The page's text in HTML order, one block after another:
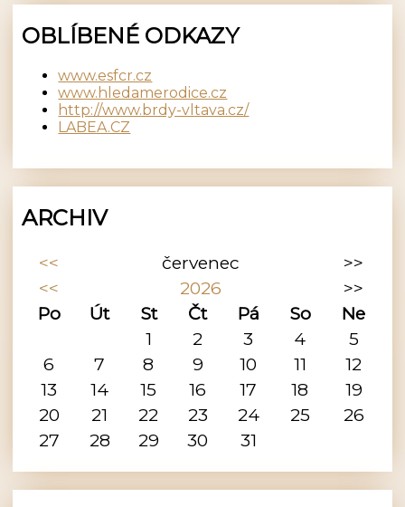
OBLÍBENÉ ODKAZY
www.esfcr.cz
www.hledamerodice.cz
http://www.brdy-vltava.cz/
LABEA.CZ
ARCHIV
<< červenec
>>
<<
2026
>>
Po
Út St Čt Pá So
Ne
1
2 3 4
5
6
7 8 9 10 11
12
13
14 15 16 17 18
19
20
21 22 23 24 25
26
27
28 29 30 31